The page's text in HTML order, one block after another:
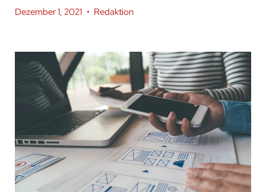
Dezember 1, 2021 • Redaktion